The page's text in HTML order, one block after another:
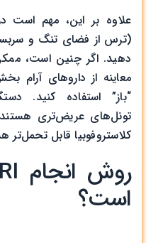
علاوه بر این، مهم است
(ترس از فضای تنگ و
دهید. اگر چنین است،
تونل‌های عریض‌تری هستند
کلاستروفوبیا قابل تحمل‌تر
است؟